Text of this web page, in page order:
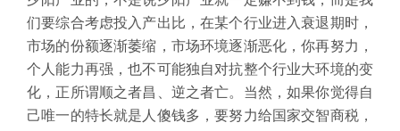
们要综合考虑投入产出比，在某个行业进入衰退期时，
市场的份额逐渐萎缩，市场环境逐渐恶化，你再努力，
个人能力再强，也不可能独自对抗整个行业大环境的变
化，正所谓顺之者昌、逆之者亡。当然，如果你觉得自
己唯一的特长就是人傻钱多，要努力给国家交智商税，